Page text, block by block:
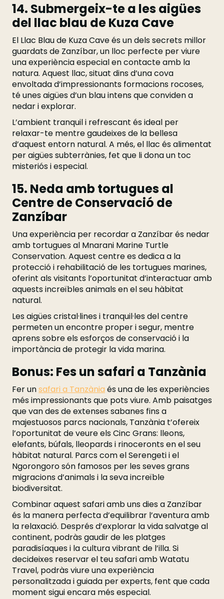
14. Submergeix-te a les aigües
del llac blau de Kuza Cave
El Llac Blau de Kuza Cave és un dels secrets millor
guardats de Zanzíbar, un lloc perfecte per viure
una experiència especial en contacte amb la
natura. Aquest llac, situat dins d’una cova
envoltada d’impressionants formacions rocoses,
té unes aigües d’un blau intens que conviden a
nedar i explorar.
L’ambient tranquil i refrescant és ideal per
relaxar-te mentre gaudeixes de la bellesa
d’aquest entorn natural. A més, el llac és alimentat
per aigües subterrànies, fet que li dona un toc
misteriós i especial.
15. Neda amb tortugues al
Centre de Conservació de
Zanzíbar
Una experiència per recordar a Zanzíbar és nedar
amb tortugues al Mnarani Marine Turtle
Conservation. Aquest centre es dedica a la
protecció i rehabilitació de les tortugues marines,
oferint als visitants l’oportunitat d’interactuar amb
aquests increïbles animals en el seu hàbitat
natural.
Les aigües cristal·lines i tranquil·les del centre
permeten un encontre proper i segur, mentre
aprens sobre els esforços de conservació i la
importància de protegir la vida marina.
Bonus: Fes un safari a Tanzània
Fer unsafari a Tanzània és una de les experiències
més impressionants que pots viure. Amb paisatges
que van des de extenses sabanes fins a
majestuosos parcs nacionals, Tanzània t’ofereix
l’oportunitat de veure els Cinc Grans: lleons,
elefants, búfals, lleopards i rinoceronts en el seu
hàbitat natural. Parcs com el Serengeti i el
Ngorongoro són famosos per les seves grans
migracions d’animals i la seva increïble
biodiversitat.
Combinar aquest safari amb uns dies a Zanzíbar
és la manera perfecta d’equilibrar l’aventura amb
la relaxació. Després d’explorar la vida salvatge al
continent, podràs gaudir de les platges
paradisíaques i la cultura vibrant de l’illa. Si
decideixes reservar el teu safari amb Watatu
Travel, podràs viure una experiència
personalitzada i guiada per experts, fent que cada
moment sigui encara més especial.